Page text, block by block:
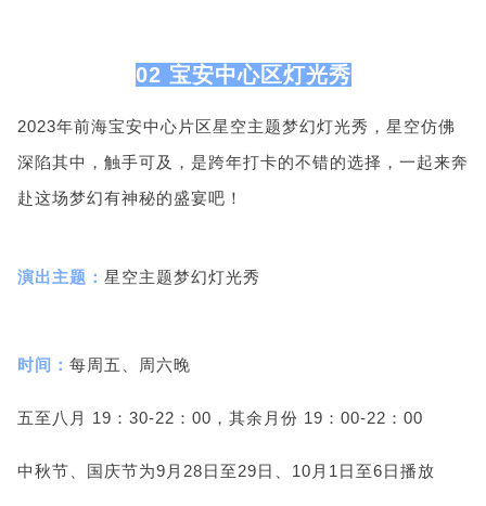
02 宝安中心区灯光秀
2023年前海宝安中心片区星空主题梦幻灯光秀，星空仿佛
深陷其中，触手可及，是跨年打卡的不错的选择，一起来奔
赴这场梦幻有神秘的盛宴吧！
演出主题： 星空主题梦幻灯光秀
时间： 每周五、周六晚
五至八月 19：30-22：00， 其余月份 19：00-22：00
中秋节、国庆节为9月28日至29日、10月1日至6日播放